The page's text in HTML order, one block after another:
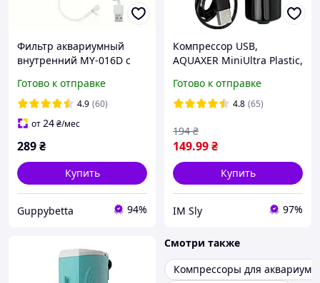
Фильтр аквариумный
внутренний MY-016D с
мини, автономный
Готово к отправке
4.9 (60)
от24₴/мес
289₴
Купить
Guppybetta 94%
Компрессор USB,
AQUAXER MiniUltra Plastic,
Портативный
аквариумный компрессор
Готово к отправке
4.8 (65)
149.99₴
194 ₴
Купить
IM Sly 97%
Смотри также
Компрессоры для аквариума